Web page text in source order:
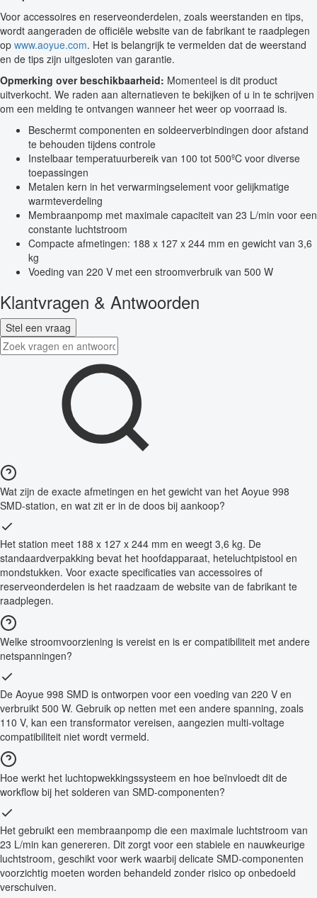
Voor accessoires en reserveonderdelen, zoals weerstanden en tips,
wordt aangeraden de officiële website van de fabrikant te raadplegen
op www.aoyue.com. Het is belangrijk te vermelden dat de weerstand
en de tips zijn uitgesloten van garantie.
Opmerking over beschikbaarheid: Momenteel is dit product
uitverkocht. We raden aan alternatieven te bekijken of u in te schrijven
om een melding te ontvangen wanneer het weer op voorraad is.
Beschermt componenten en soldeerverbindingen door afstand
te behouden tijdens controle
Instelbaar temperatuurbereik van 100 tot 500ºC voor diverse
toepassingen
Metalen kern in het verwarmingselement voor gelijkmatige
warmteverdeling
Membraanpomp met maximale capaciteit van 23 L/min voor een
constante luchtstroom
Compacte afmetingen: 188 x 127 x 244 mm en gewicht van 3,6
kg
Voeding van 220 V met een stroomverbruik van 500 W
Klantvragen & Antwoorden
Stel een vraag
Wat zijn de exacte afmetingen en het gewicht van het Aoyue 998
SMD-station, en wat zit er in de doos bij aankoop?
Het station meet 188 x 127 x 244 mm en weegt 3,6 kg. De
standaardverpakking bevat het hoofdapparaat, heteluchtpistool en
mondstukken. Voor exacte specificaties van accessoires of
reserveonderdelen is het raadzaam de website van de fabrikant te
raadplegen.
Welke stroomvoorziening is vereist en is er compatibiliteit met andere
netspanningen?
De Aoyue 998 SMD is ontworpen voor een voeding van 220 V en
verbruikt 500 W. Gebruik op netten met een andere spanning, zoals
110 V, kan een transformator vereisen, aangezien multi-voltage
compatibiliteit niet wordt vermeld.
Hoe werkt het luchtopwekkingssysteem en hoe beïnvloedt dit de
workflow bij het solderen van SMD-componenten?
Het gebruikt een membraanpomp die een maximale luchtstroom van
23 L/min kan genereren. Dit zorgt voor een stabiele en nauwkeurige
luchtstroom, geschikt voor werk waarbij delicate SMD-componenten
voorzichtig moeten worden behandeld zonder risico op onbedoeld
verschuiven.